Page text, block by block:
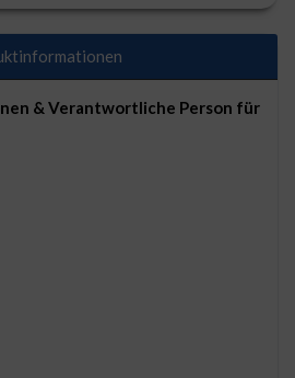
& Verantwortliche Person für